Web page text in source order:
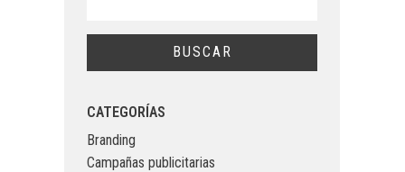
CATEGORÍAS
Branding
Campañas publicitarias